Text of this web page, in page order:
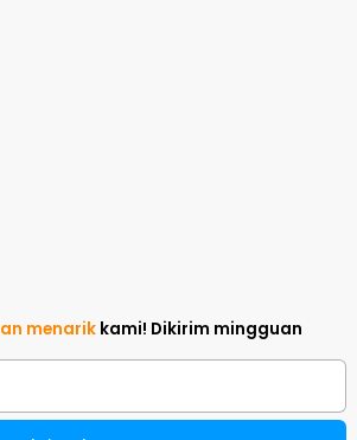
menarik kami! Dikirim mingguan